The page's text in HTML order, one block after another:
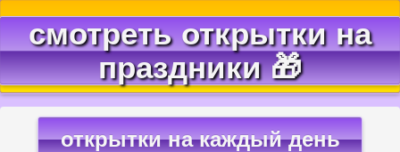
смотреть открытки на
праздники 🎁
открытки на каждый день